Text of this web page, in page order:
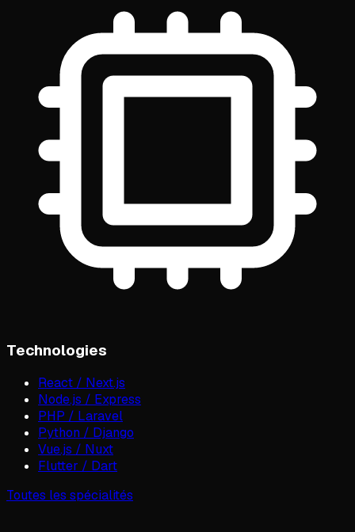
Technologies
React / Next.js
Node.js / Express
PHP / Laravel
Python / Django
Vue.js / Nuxt
Flutter / Dart
Toutes les spécialités